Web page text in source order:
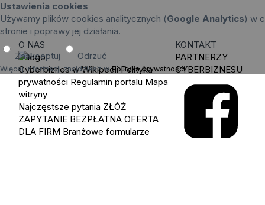
Ustawienia cookies
Używamy plików cookies analitycznych (Google Analytics) w
stronie i poprawy jej działania.
Zaakceptuj Odrzuć
Więcej informacji znajdziesz wPolityka prywatności.
O NAS
Cyberbiznes w Wikipedii Polityka
prywatności Regulamin portalu Mapa
witryny
Najczęstsze pytania ZŁÓŻ
ZAPYTANIE BEZPŁATNA OFERTA
DLA FIRM Branżowe formularze
KONTAKT
PARTNERZY
CYBERBIZNESU